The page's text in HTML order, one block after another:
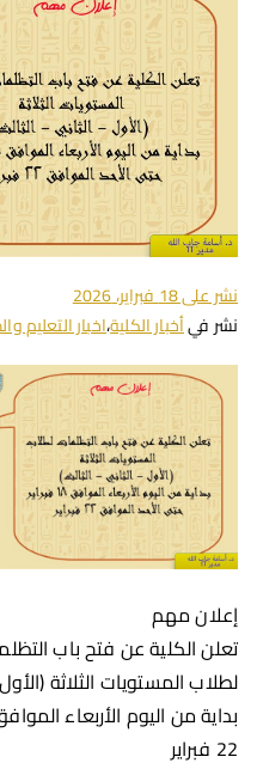
نشر على18 فبراير، 2026
نشر فيأخبار الكلية،اخبار التعليم
إعلان مهم
تعلن الكلية عن فتح باب
لطلاب المستويات الثلاثة
22 فبراير